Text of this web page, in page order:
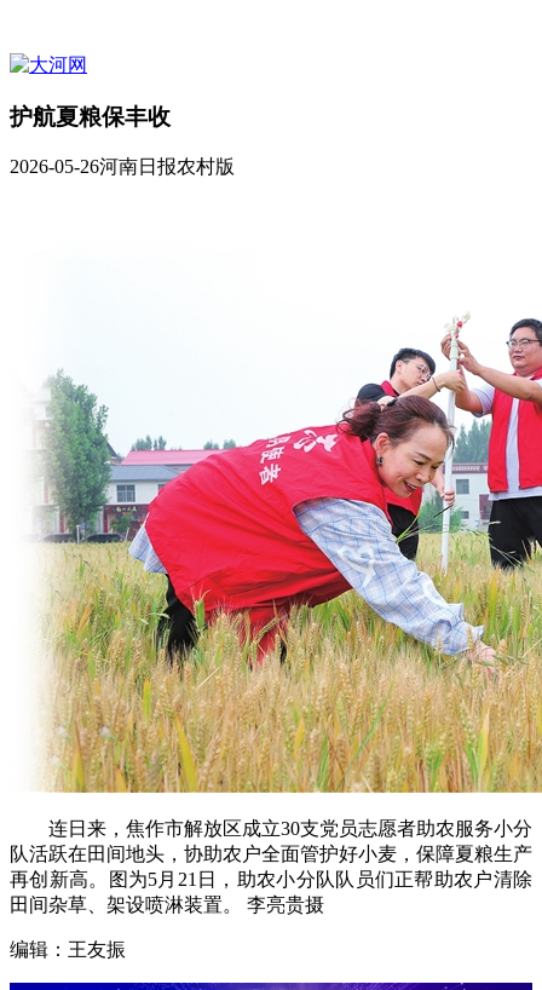
护航夏粮保丰收
2026-05-26河南日报农村版
连日来，焦作市解放区成立30支党员志愿者助农服务小分
队活跃在田间地头，协助农户全面管护好小麦，保障夏粮生产
再创新高。图为5月21日，助农小分队队员们正帮助农户清除
田间杂草、架设喷淋装置。 李亮贵摄
编辑：王友振